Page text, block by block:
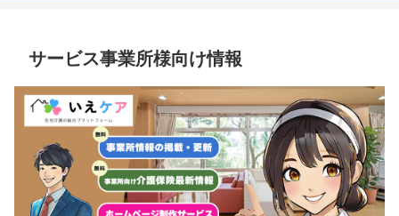
サービス事業所様向け情報